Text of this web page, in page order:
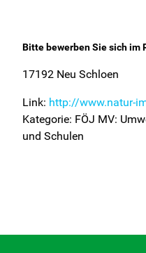
Bitte bewerben Sie sich im
17192 Neu Schloen
Link: http://www.natur-
Kategorie: FÖJ MV:
und Schulen